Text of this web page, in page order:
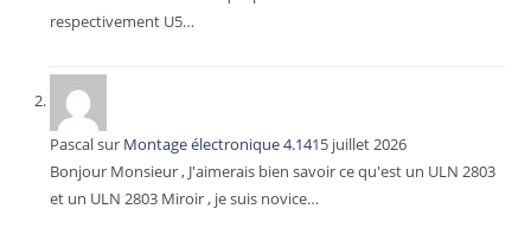
respectivement U5…
Pascalsur Montage électronique 4.1415 juillet 2026
Bonjour Monsieur , J'aimerais bien savoir ce qu'est un ULN 2803
et un ULN 2803 Miroir , je suis novice…